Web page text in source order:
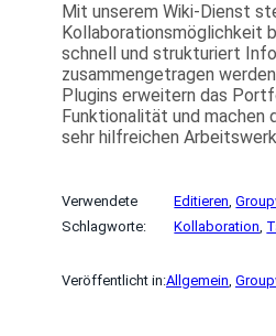
Mit unserem Wiki-Dienst
Kollaborationsmöglichkeit
schnell und strukturiert
zusammengetragen
Plugins erweitern das
Funktionalität und machen
sehr hilfreichen
Verwendete
Schlagworte:
Editieren,
Kollaboration,
Veröffentlicht in:Allgemein,